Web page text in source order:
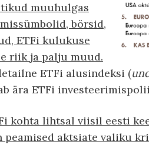
muuhulgas
börsid,
ETFi kulukuse
riik ja palju muud.
ETFi alusindeksi (
ära ETFi
kohta lihtsal viisil eesti
peamised aktsiate valiku